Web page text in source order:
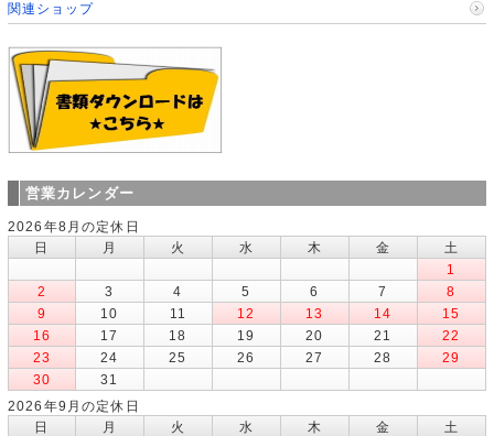
関連ショップ
営業カレンダー
2026年8月の定休日
日
月 火 水 木 金
土
1
2
3 4 5 6 7
8
9
10 11 12 13 14
15
16
17 18 19 20 21
22
23
24 25 26 27 28
29
30
31
2026年9月の定休日
日
月 火 水 木 金
土